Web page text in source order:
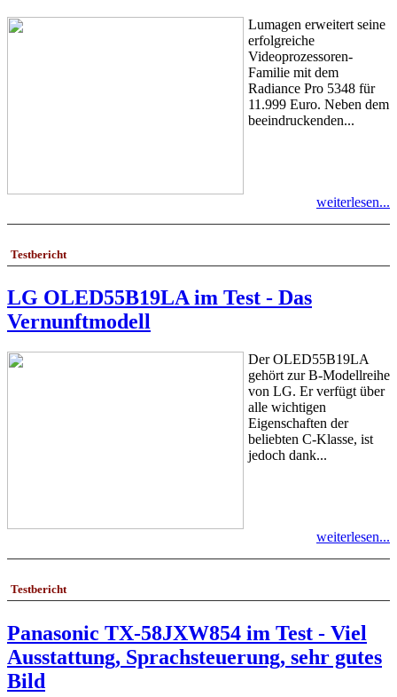
Lumagen erweitert seine
erfolgreiche
Videoprozessoren-
Familie mit dem
Radiance Pro 5348 für
11.999 Euro. Neben dem
beeindruckenden...
weiterlesen...
Testbericht
LG OLED55B19LA im Test - Das
Vernunftmodell
Der OLED55B19LA
gehört zur B-Modellreihe
von LG. Er verfügt über
alle wichtigen
Eigenschaften der
beliebten C-Klasse, ist
jedoch dank...
weiterlesen...
Testbericht
Panasonic TX-58JXW854 im Test - Viel
Ausstattung, Sprachsteuerung, sehr gutes
Bild